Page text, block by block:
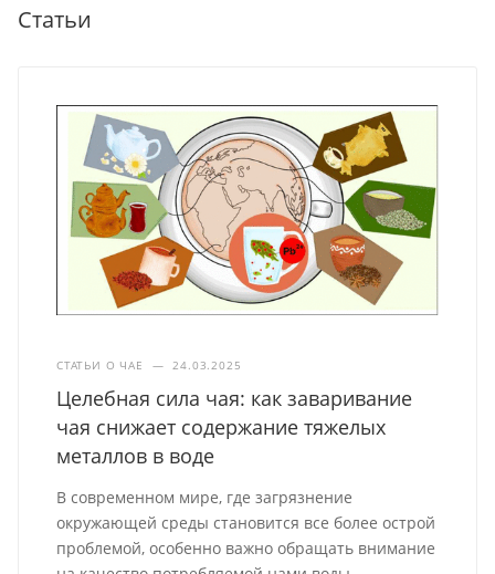
Статьи
СТАТЬИ О ЧАЕ — 24.03.2025
Целебная сила чая: как заваривание
чая снижает содержание тяжелых
металлов в воде
В современном мире, где загрязнение
окружающей среды становится все более острой
проблемой, особенно важно обращать внимание